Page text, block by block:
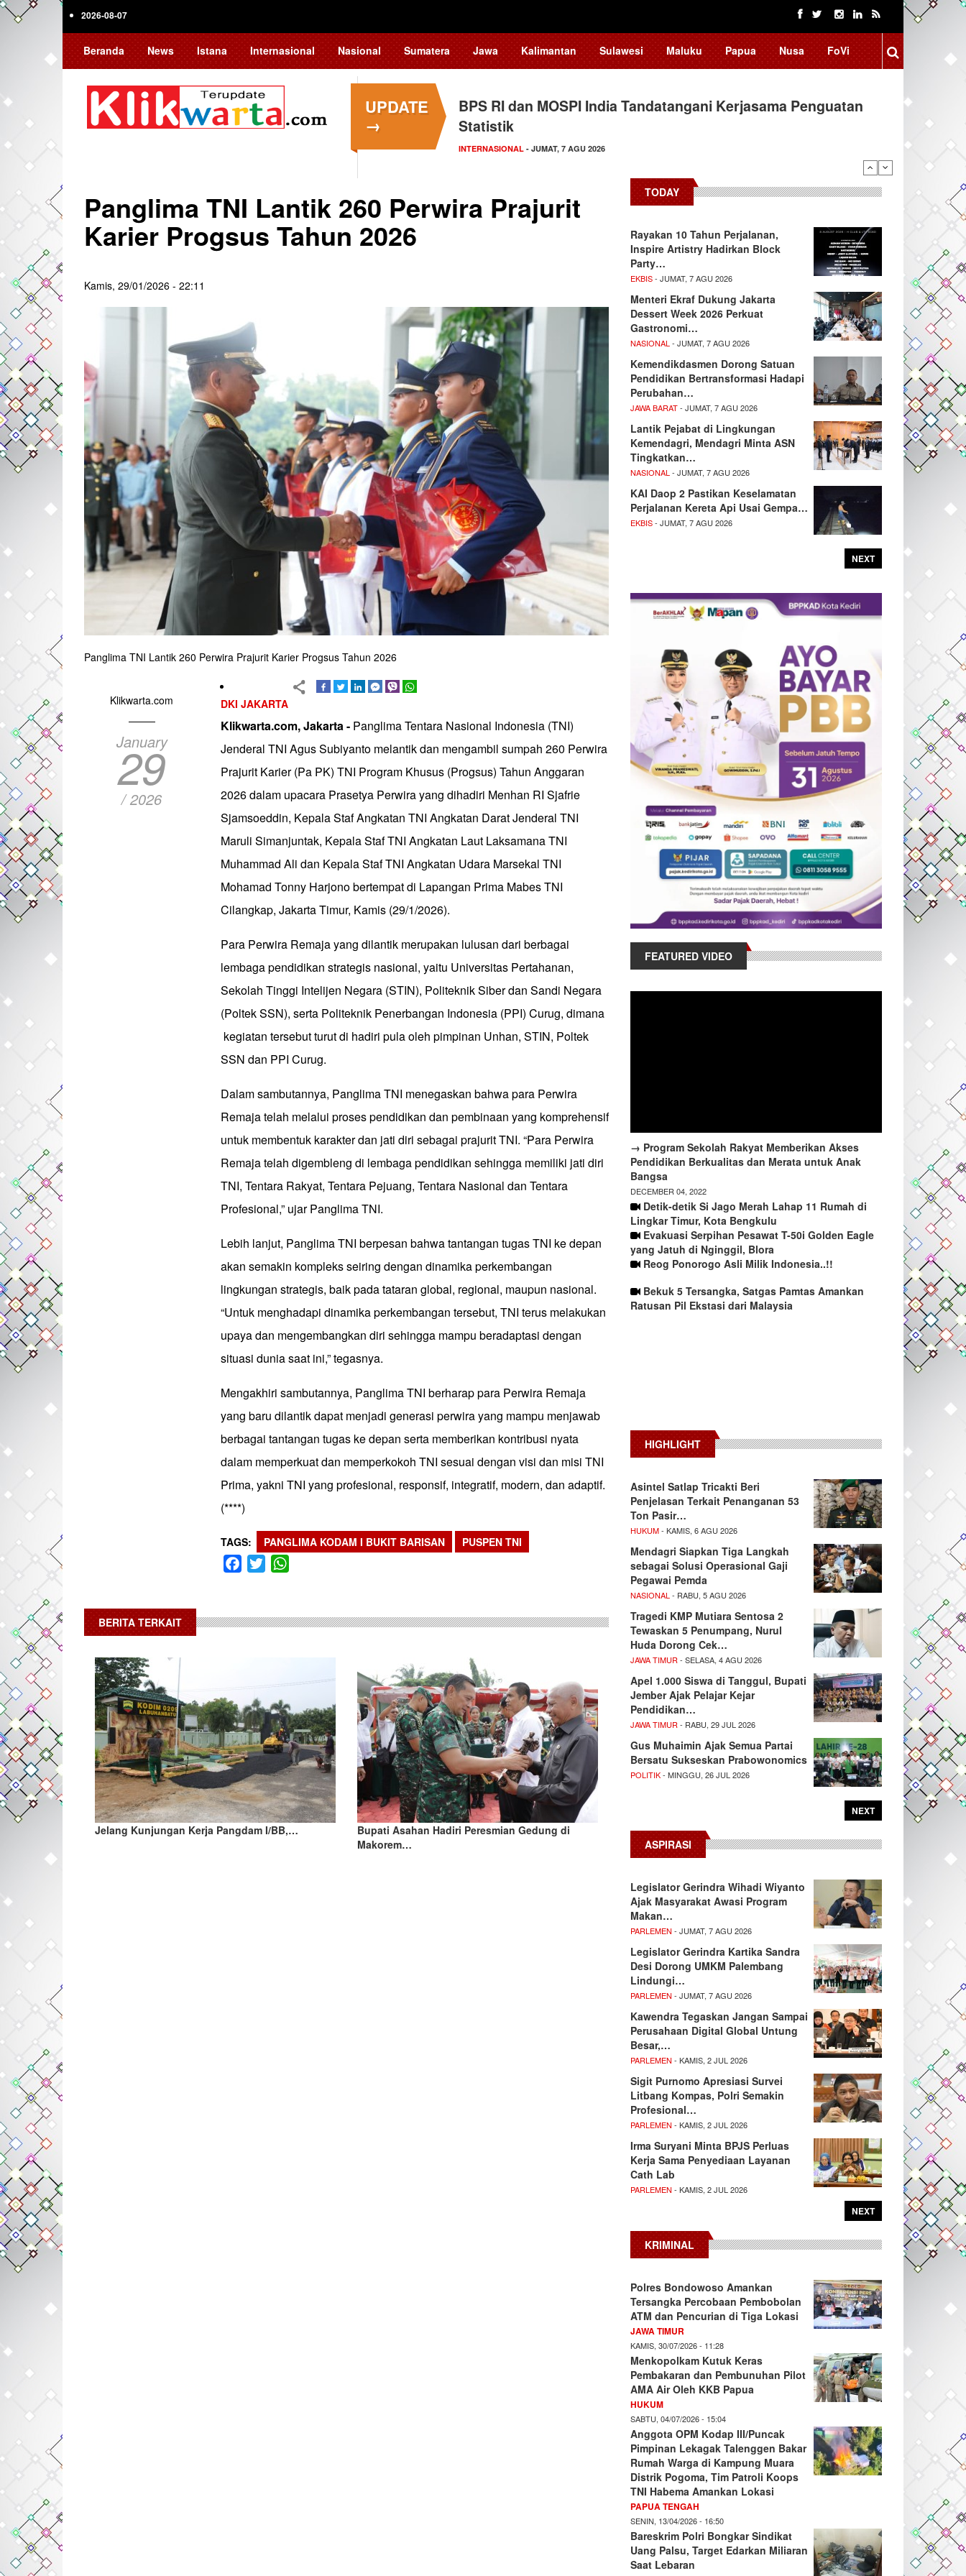
Skip
2026-08-07
Beranda News Istana Internasional Nasional Sumatera Jawa Kalimantan Sulawesi Maluku Papua Nusa FoVi
UPDATE
→
BPS RI dan MOSPI India Tandatangani Kerjasama Penguatan
Statistik
INTERNASIONAL - JUMAT, 7 AGU 2026
Panglima TNI Lantik 260 Perwira Prajurit
Karier Progsus Tahun 2026
Kamis, 29/01/2026 - 22:11
Panglima TNI Lantik 260 Perwira Prajurit Karier Progsus Tahun 2026
Klikwarta.com
January
29
/ 2026
DKI JAKARTA
Klikwarta.com, Jakarta - Panglima Tentara Nasional Indonesia (TNI)
Jenderal TNI Agus Subiyanto melantik dan mengambil sumpah 260 Perwira
Prajurit Karier (Pa PK) TNI Program Khusus (Progsus) Tahun Anggaran
2026 dalam upacara Prasetya Perwira yang dihadiri Menhan RI Sjafrie
Sjamsoeddin, Kepala Staf Angkatan TNI Angkatan Darat Jenderal TNI
Maruli Simanjuntak, Kepala Staf TNI Angkatan Laut Laksamana TNI
Muhammad Ali dan Kepala Staf TNI Angkatan Udara Marsekal TNI
Mohamad Tonny Harjono bertempat di Lapangan Prima Mabes TNI
Cilangkap, Jakarta Timur, Kamis (29/1/2026).
Para Perwira Remaja yang dilantik merupakan lulusan dari berbagai
lembaga pendidikan strategis nasional, yaitu Universitas Pertahanan,
Sekolah Tinggi Intelijen Negara (STIN), Politeknik Siber dan Sandi Negara
(Poltek SSN), serta Politeknik Penerbangan Indonesia (PPI) Curug, dimana
kegiatan tersebut turut di hadiri pula oleh pimpinan Unhan, STIN, Poltek
SSN dan PPI Curug.
Dalam sambutannya, Panglima TNI menegaskan bahwa para Perwira
Remaja telah melalui proses pendidikan dan pembinaan yang komprehensif
untuk membentuk karakter dan jati diri sebagai prajurit TNI. “Para Perwira
Remaja telah digembleng di lembaga pendidikan sehingga memiliki jati diri
TNI, Tentara Rakyat, Tentara Pejuang, Tentara Nasional dan Tentara
Profesional,” ujar Panglima TNI.
Lebih lanjut, Panglima TNI berpesan bahwa tantangan tugas TNI ke depan
akan semakin kompleks seiring dengan dinamika perkembangan
lingkungan strategis, baik pada tataran global, regional, maupun nasional.
“Untuk menghadapi dinamika perkembangan tersebut, TNI terus melakukan
upaya dan mengembangkan diri sehingga mampu beradaptasi dengan
situasi dunia saat ini,” tegasnya.
Mengakhiri sambutannya, Panglima TNI berharap para Perwira Remaja
yang baru dilantik dapat menjadi generasi perwira yang mampu menjawab
berbagai tantangan tugas ke depan serta memberikan kontribusi nyata
dalam memperkuat dan memperkokoh TNI sesuai dengan visi dan misi TNI
Prima, yakni TNI yang profesional, responsif, integratif, modern, dan adaptif.
(****)
TAGS PANGLIMA KODAM I BUKIT BARISAN PUSPEN TNI
Facebook
Twitter
BERITA TERKAIT
Jelang Kunjungan Kerja Pangdam I/BB,…
Bupati Asahan Hadiri Peresmian Gedung di
Makorem…
TODAY
Rayakan 10 Tahun Perjalanan,
Inspire Artistry Hadirkan Block
Party…
EKBIS- JUMAT, 7 AGU 2026
Menteri Ekraf Dukung Jakarta
Dessert Week 2026 Perkuat
Gastronomi…
NASIONAL - JUMAT, 7 AGU 2026
Kemendikdasmen Dorong Satuan
Pendidikan Bertransformasi Hadapi
Perubahan…
JAWA BARAT- JUMAT, 7 AGU 2026
Lantik Pejabat di Lingkungan
Kemendagri, Mendagri Minta ASN
Tingkatkan…
NASIONAL - JUMAT, 7 AGU 2026
KAI Daop 2 Pastikan Keselamatan
Perjalanan Kereta Api Usai Gempa…
EKBIS- JUMAT, 7 AGU 2026
NEXT
FEATURED VIDEO
→ Program Sekolah Rakyat Memberikan Akses
Pendidikan Berkualitas dan Merata untuk Anak
Bangsa
DECEMBER 04, 2022
Detik-detik Si Jago Merah Lahap 11 Rumah di
Lingkar Timur, Kota Bengkulu
Evakuasi Serpihan Pesawat T-50i Golden Eagle
yang Jatuh di Nginggil, Blora
Reog Ponorogo Asli Milik Indonesia..!!
Bekuk 5 Tersangka, Satgas Pamtas Amankan
Ratusan Pil Ekstasi dari Malaysia
HIGHLIGHT
Asintel Satlap Tricakti Beri
Penjelasan Terkait Penanganan 53
Ton Pasir…
HUKUM- KAMIS, 6 AGU 2026
Mendagri Siapkan Tiga Langkah
sebagai Solusi Operasional Gaji
Pegawai Pemda
NASIONAL - RABU, 5 AGU 2026
Tragedi KMP Mutiara Sentosa 2
Tewaskan 5 Penumpang, Nurul
Huda Dorong Cek…
JAWA TIMUR - SELASA, 4 AGU 2026
Apel 1.000 Siswa di Tanggul, Bupati
Jember Ajak Pelajar Kejar
Pendidikan…
JAWA TIMUR - RABU, 29 JUL 2026
Gus Muhaimin Ajak Semua Partai
Bersatu Sukseskan Prabowonomics
POLITIK- MINGGU, 26 JUL 2026
NEXT
ASPIRASI
Legislator Gerindra Wihadi Wiyanto
Ajak Masyarakat Awasi Program
Makan…
PARLEMEN - JUMAT, 7 AGU 2026
Legislator Gerindra Kartika Sandra
Desi Dorong UMKM Palembang
Lindungi…
PARLEMEN - JUMAT, 7 AGU 2026
Kawendra Tegaskan Jangan Sampai
Perusahaan Digital Global Untung
Besar,…
PARLEMEN - KAMIS, 2 JUL 2026
Sigit Purnomo Apresiasi Survei
Litbang Kompas, Polri Semakin
Profesional…
PARLEMEN - KAMIS, 2 JUL 2026
Irma Suryani Minta BPJS Perluas
Kerja Sama Penyediaan Layanan
Cath Lab
PARLEMEN - KAMIS, 2 JUL 2026
NEXT
KRIMINAL
Polres Bondowoso Amankan
Tersangka Percobaan Pembobolan
ATM dan Pencurian di Tiga Lokasi
JAWA TIMUR
KAMIS, 30/07/2026 - 11:28
Menkopolkam Kutuk Keras
Pembakaran dan Pembunuhan Pilot
AMA Air Oleh KKB Papua
HUKUM
SABTU, 04/07/2026 - 15:04
Anggota OPM Kodap III/Puncak
Pimpinan Lekagak Talenggen Bakar
Rumah Warga di Kampung Muara
Distrik Pogoma, Tim Patroli Koops
TNI Habema Amankan Lokasi
PAPUA TENGAH
SENIN, 13/04/2026 - 16:50
Bareskrim Polri Bongkar Sindikat
Uang Palsu, Target Edarkan Miliaran
Saat Lebaran